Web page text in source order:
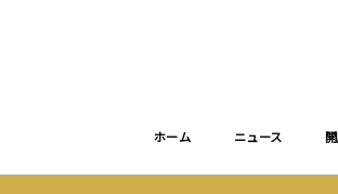
ホーム ニュース